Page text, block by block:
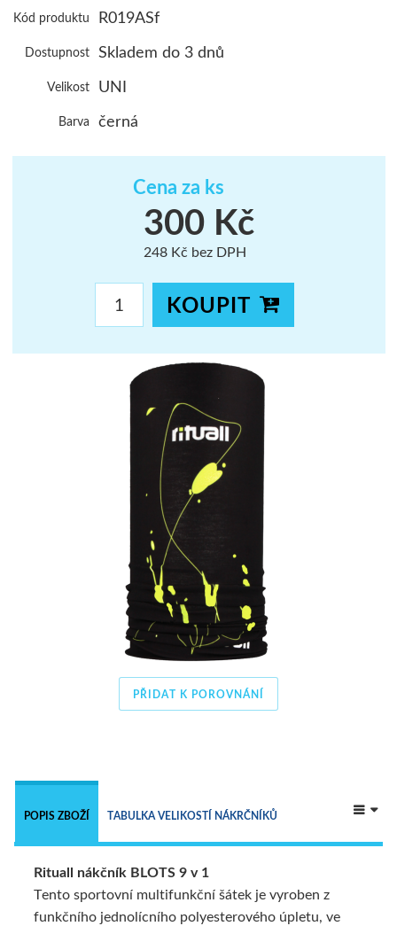
Kód produktu R019ASf
Dostupnost Skladem do 3 dnů
Velikost UNI
Barva černá
Cena za ks
300 Kč
248 Kč bez DPH
KOUPIT
PŘIDAT K POROVNÁNÍ
 
POPIS ZBOŽÍ TABULKA VELIKOSTÍ NÁKRČNÍKŮ
NÁKRČNÍKY - 9 V 1
Rituall nákčník BLOTS 9 v 1
Tento sportovní multifunkční šátek je vyroben z
funkčního jednolícního polyesterového úpletu, ve